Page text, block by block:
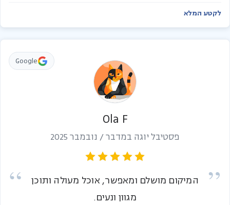
לקטע המלא
Ola F
פסטיבל יוגה במדבר / נובמבר 2025
Google
המיקום מושלם ומאפשר, אוכל מעולה ותוכן
מגוון ונעים.